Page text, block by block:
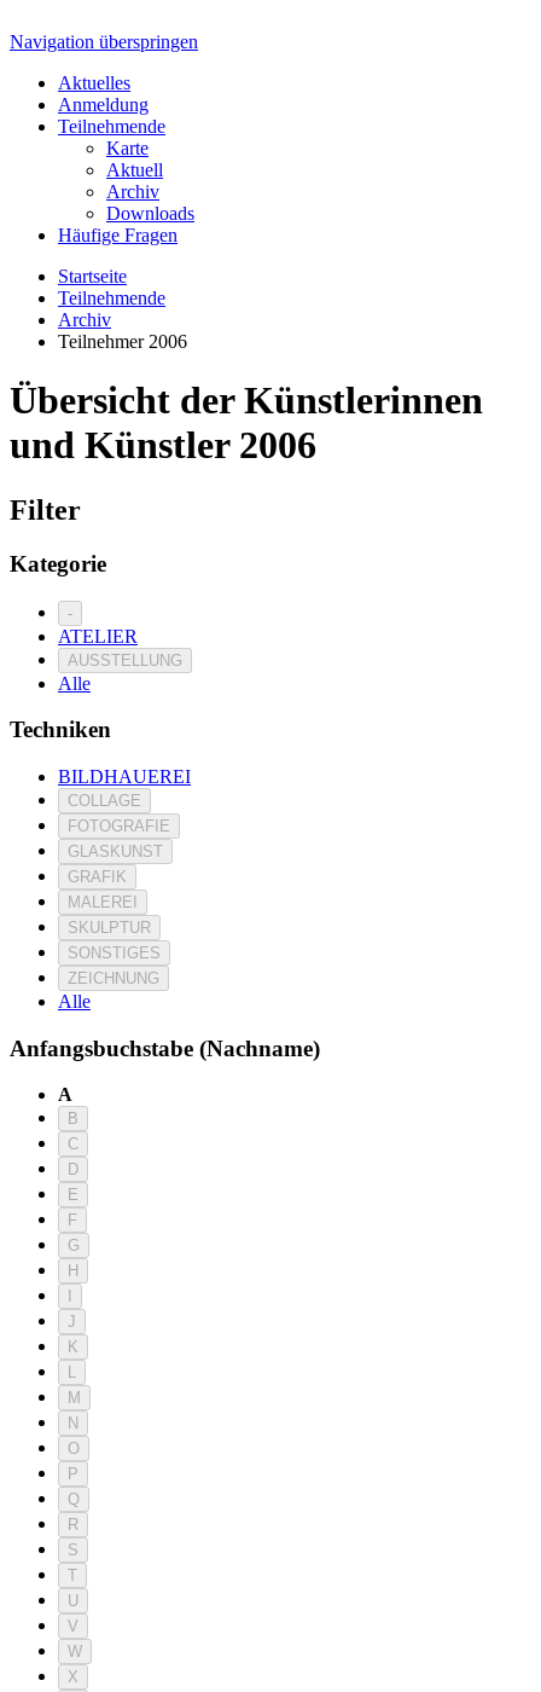
Navigation überspringen
Aktuelles
Anmeldung
Teilnehmende
Karte
Aktuell
Archiv
Downloads
Häufige Fragen
Startseite
Teilnehmende
Archiv
Teilnehmer 2006
Übersicht der Künstlerinnen
und Künstler 2006
Filter
Kategorie
-
ATELIER
AUSSTELLUNG
Alle
Techniken
BILDHAUEREI
COLLAGE
FOTOGRAFIE
GLASKUNST
GRAFIK
MALEREI
SKULPTUR
SONSTIGES
ZEICHNUNG
Alle
Anfangsbuchstabe (Nachname)
A
B
C
D
E
F
G
H
J
K
L
M
N
O
P
Q
R
S
T
U
V
W
X